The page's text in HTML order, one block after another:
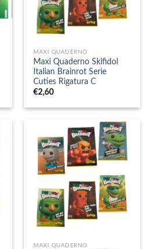
MAXI QUADERNO
Maxi Quaderno Skifidol
Italian Brainrot Serie
Cuties Rigatura C
€2,60
MAXI QUADERNO